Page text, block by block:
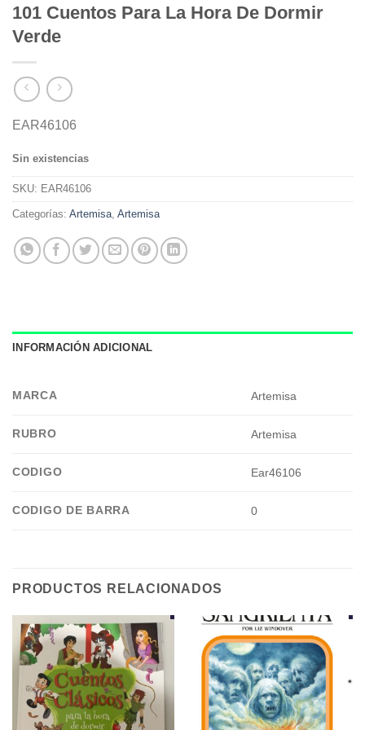
101 Cuentos Para La Hora De Dormir
Verde
EAR46106
Sin existencias
SKU: EAR46106
Categorías: Artemisa Artemisa
INFORMACIÓN ADICIONAL
MARCA Artemisa
RUBRO Artemisa
CODIGO Ear46106
CODIGO DE BARRA 0
PRODUCTOS RELACIONADOS